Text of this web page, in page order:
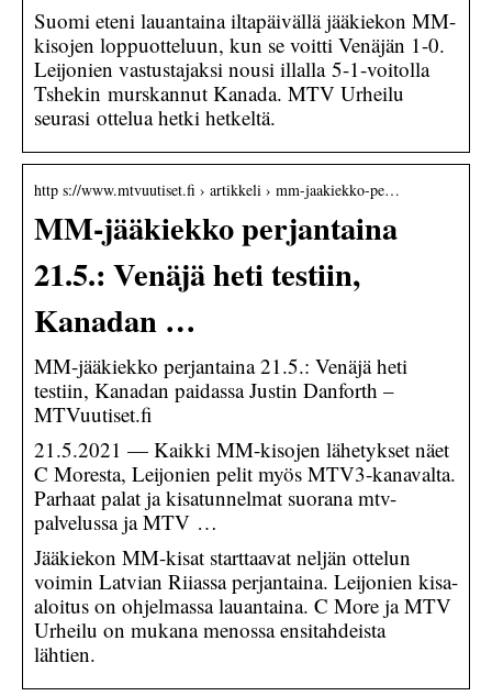
Suomi eteni lauantaina iltapäivällä jääkiekon MM-
kisojen loppuotteluun, kun se voitti Venäjän 1-0.
Leijonien vastustajaksi nousi illalla 5-1-voitolla
Tshekin murskannut Kanada. MTV Urheilu
seurasi ottelua hetki hetkeltä.
http s://www.mtvuutiset.fi › artikkeli › mm-jaakiekko-pe…
MM-jääkiekko perjantaina
21.5.: Venäjä heti testiin,
Kanadan …
MM-jääkiekko perjantaina 21.5.: Venäjä heti
testiin, Kanadan paidassa Justin Danforth –
MTVuutiset.fi
21.5.2021 — Kaikki MM-kisojen lähetykset näet
C Moresta, Leijonien pelit myös MTV3-kanavalta.
Parhaat palat ja kisatunnelmat suorana mtv-
palvelussa ja MTV …
Jääkiekon MM-kisat starttaavat neljän ottelun
voimin Latvian Riiassa perjantaina. Leijonien kisa-
aloitus on ohjelmassa lauantaina. C More ja MTV
Urheilu on mukana menossa ensitahdeista
lähtien.